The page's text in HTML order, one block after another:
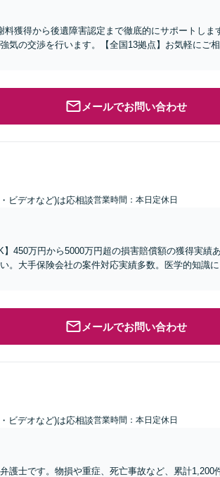
料獲得から後遺障害認定まで徹底的にサポートしま
気の交渉を行います。【全国13拠点】お気軽にご
メールでお問い合わせ
ビデオなど)は応相談営業時間：本日定休日
450万円から5000万円超の損害賠償額の獲得実績
。大手保険会社の案件対応実績多数。医学的知識
メールでお問い合わせ
ビデオなど)は応相談営業時間：本日定休日
護士です。物損や重症、死亡事故など、累計1,200